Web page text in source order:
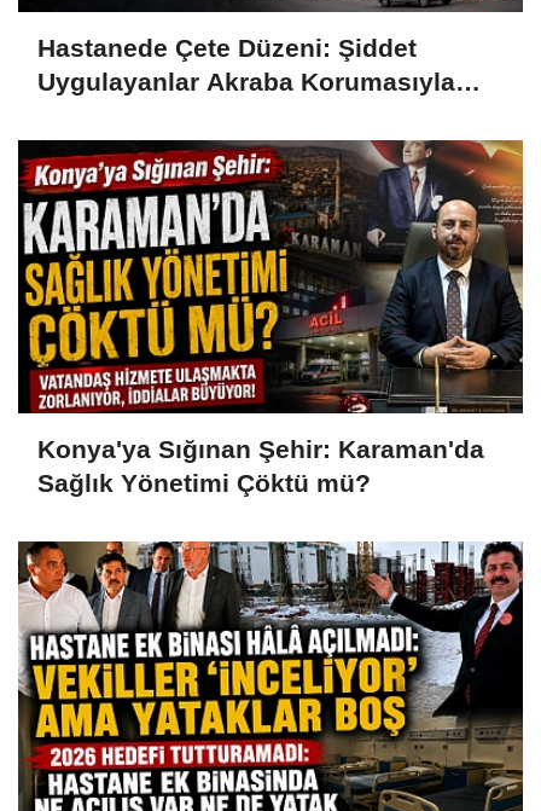
Hastanede Çete Düzeni: Şiddet
Uygulayanlar Akraba Korumasıyla
Konya'ya Sığınan Şehir: Karaman'da
Sağlık Yönetimi Çöktü mü?